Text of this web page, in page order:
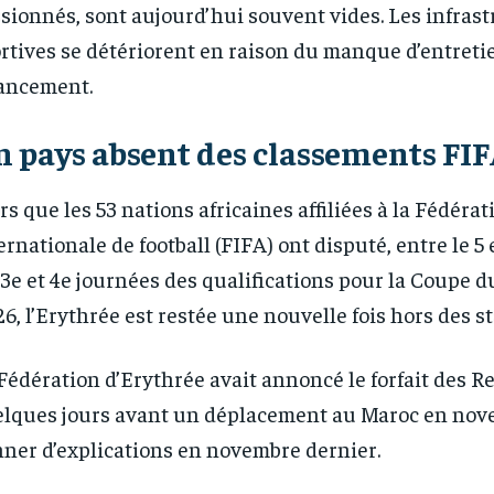
/ year
Pay now and you get access to exclusive
By
every
opt
/ year
Pay now and you get access to exclusive
By
every
opt
sont aujourd’hui souvent vides. Les
se détériorent en raison du manque
pays absent des classements
que les 53 nations africaines affiliées à la
de football (FIFA) ont disputé, entre le 5
et 4e journées des qualifications pour la Coupe
l’Erythrée est restée une nouvelle fois hors des
d’Erythrée avait annoncé le forfait des
jours avant un déplacement au Maroc en
d’explications en novembre dernier.